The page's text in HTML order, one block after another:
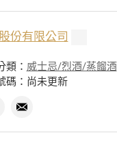
份有限公司
類： 威士忌/烈酒/蒸餾酒
碼：尚未更新